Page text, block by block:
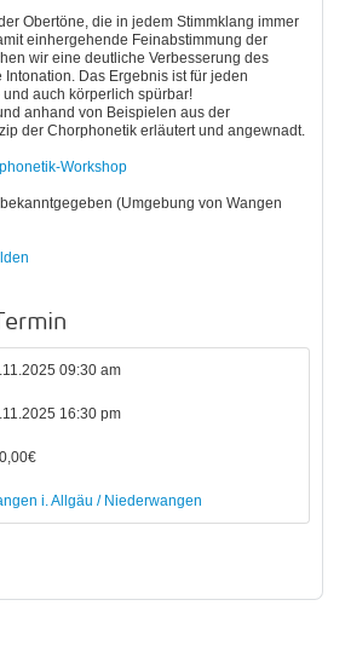
Obertöne, die in jedem Stimmklang immer
einhergehende Feinabstimmung der
wir eine deutliche Verbesserung des
Das Ergebnis ist für jeden
auch körperlich spürbar!
anhand von Beispielen aus der
der Chorphonetik erläutert und angewnadt.
Workshop
(Umgebung von Wangen
09:30 am
16:30 pm
i. Allgäu / Niederwangen